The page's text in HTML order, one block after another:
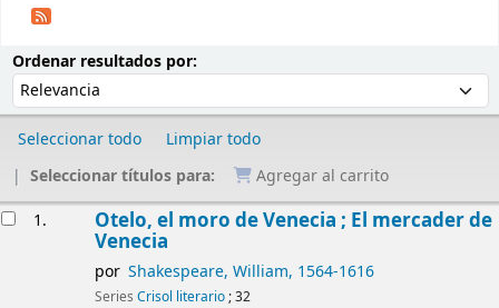
Ordenar resultados por:
Seleccionar todo
Limpiar todo
Seleccionar títulos para:
Agregar al carrito
1. Otelo, el moro de Venecia ; El mercader de
Venecia
por Shakespeare, William, 1564-1616
Series Crisol literario; 32